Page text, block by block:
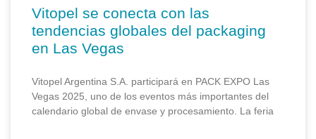
Vitopel se conecta con las
tendencias globales del packaging
en Las Vegas
Vitopel Argentina S.A. participará en PACK EXPO Las
Vegas 2025, uno de los eventos más importantes del
calendario global de envase y procesamiento. La feria